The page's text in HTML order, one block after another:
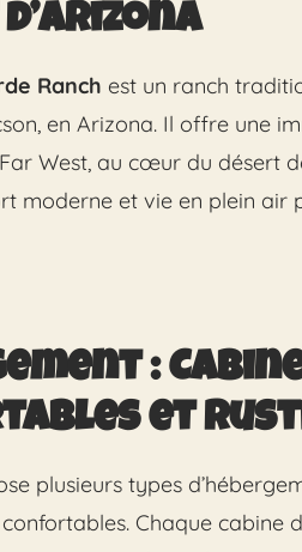
Ranch est un ranch
en Arizona. Il offre une
West, au cœur du désert
moderne et vie en plein air
:
et
plusieurs types
Chaque cabine